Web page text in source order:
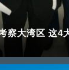
察大湾区 这4